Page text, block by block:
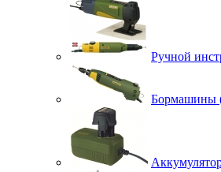
Ручной
Бормашины